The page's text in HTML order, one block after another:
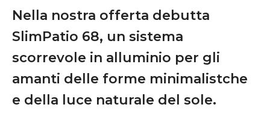
Nella nostra offerta debutta
SlimPatio 68, un sistema
scorrevole in alluminio per gli
amanti delle forme minimalistche
e della luce naturale del sole.